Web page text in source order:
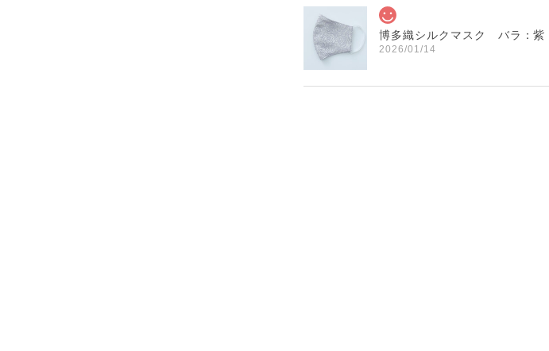
博多織シルクマスク バラ：紫
2026/01/14